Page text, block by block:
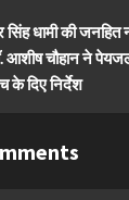
सिंह धामी की
आशीष चौहान ने
के दिए निर्देश